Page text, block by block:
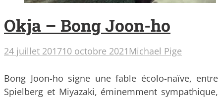
Okja – Bong Joon-ho
24 juillet 201710 octobre 2021 Michael Pige
Bong Joon-ho signe une fable écolo-naïve, entre
Spielberg et Miyazaki, éminemment sympathique,